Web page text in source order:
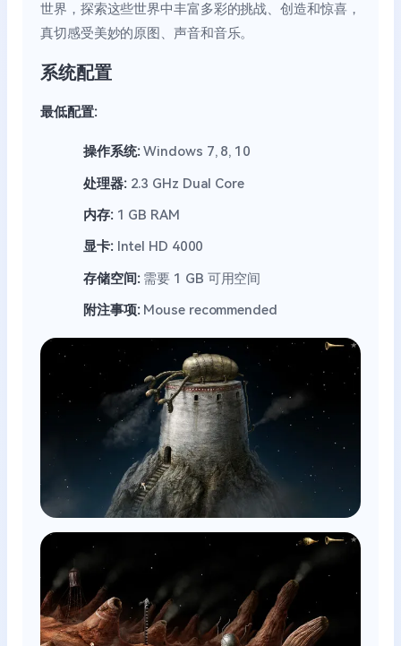
世界，探索这些世界中丰富多彩的挑战、创造和惊喜，
真切感受美妙的原图、声音和音乐。
系统配置
最低配置:
操作系统:Windows 7, 8, 10
处理器:2.3 GHz Dual Core
内存:1 GB RAM
显卡:Intel HD 4000
存储空间:需要 1 GB 可用空间
附注事项:Mouse recommended